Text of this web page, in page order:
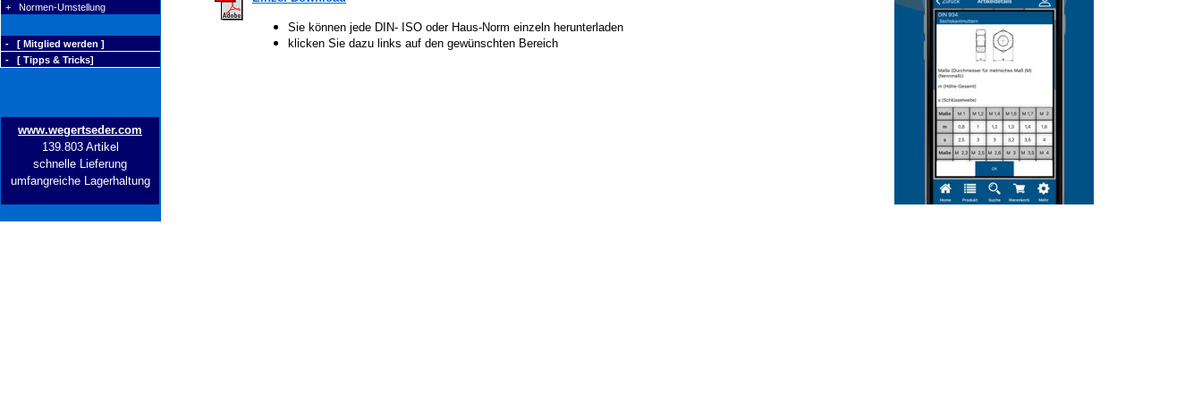
+ Normen-Umstellung
- [ Mitglied werden ]
- [ Tipps & Tricks]
www.wegertseder.com
139.803 Artikel
schnelle Lieferung
umfangreiche Lagerhaltung
Sie können jede DIN- ISO oder Haus-Norm einzeln herunterladen
klicken Sie dazu links auf den gewünschten Bereich